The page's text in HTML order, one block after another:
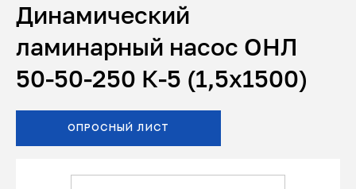
Динамический
ламинарный насос ОНЛ
50-50-250 К-5 (1,5x1500)
ОПРОСНЫЙ ЛИСТ